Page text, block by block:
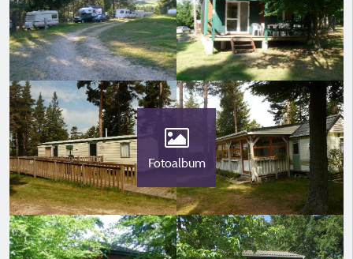
Fotoalbum